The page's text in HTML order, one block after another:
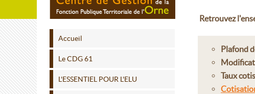
Accueil
Le CDG 61
L'ESSENTIEL POUR L'ELU
Retrouvez
Plafond
Taux